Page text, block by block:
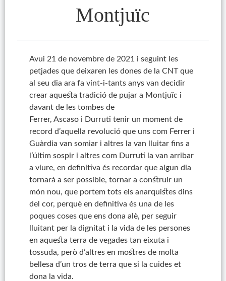
Montjuïc
Avui 21 de novembre de 2021 i seguint les
petjades que deixaren les dones de la CNT que
al seu dia ara fa vint-i-tants anys van decidir
crear aquesta tradició de pujar a Montjuïc i
davant de les tombes de
Ferrer, Ascasoi Durruti tenir un moment de
record d’aquella revolució que uns com Ferrer i
Guàrdia van somiar i altres la van lluitar fins a
l’últim sospir i altres com Durruti la van arribar
a viure, en definitiva és recordar que algun dia
tornarà a ser possible, tornar a construir un
món nou, que portem tots els anarquistes dins
del cor, perquè en definitiva és una de les
poques coses que ens dona alè, per seguir
lluitant per la dignitat i la vida de les persones
en aquesta terra de vegades tan eixuta i
tossuda, però d’altres en mostres de molta
bellesa d’un tros de terra que si la cuides et
dona la vida.